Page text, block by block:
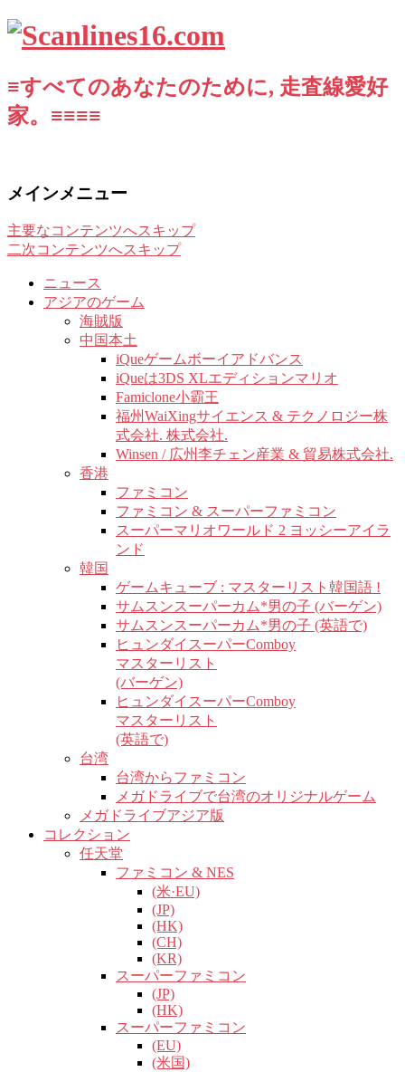
≡すべてのあなたのために, 走査線愛好
家。≡≡≡≡
メインメニュー
主要なコンテンツへスキップ
二次コンテンツへスキップ
ニュース
アジアのゲーム
海賊版
中国本土
iQueゲームボーイアドバンス
iQueは3DS XLエディションマリオ
Famiclone小霸王
福州WaiXingサイエンス & テクノロジー株
式会社. 株式会社.
Winsen / 広州李チェン産業 & 貿易株式会社.
香港
ファミコン
ファミコン & スーパーファミコン
スーパーマリオワールド 2 ヨッシーアイラ
ンド
韓国
ゲームキューブ : マスターリスト韓国語 !
サムスンスーパーカム*男の子 (バーゲン)
サムスンスーパーカム*男の子 (英語で)
ヒュンダイスーパーComboy
マスターリスト
(バーゲン)
ヒュンダイスーパーComboy
マスターリスト
(英語で)
台湾
台湾からファミコン
メガドライブで台湾のオリジナルゲーム
メガドライブアジア版
コレクション
任天堂
ファミコン & NES
(米·EU)
(JP)
(HK)
(CH)
(KR)
スーパーファミコン
(JP)
(HK)
スーパーファミコン
(EU)
(米国)